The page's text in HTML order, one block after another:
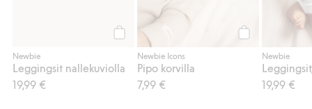
Newbie
Leggingsit nallekuviolla
19,99 €
Newbie Icons
Pipo korvilla
7,99 €
Newbie
19,99 €